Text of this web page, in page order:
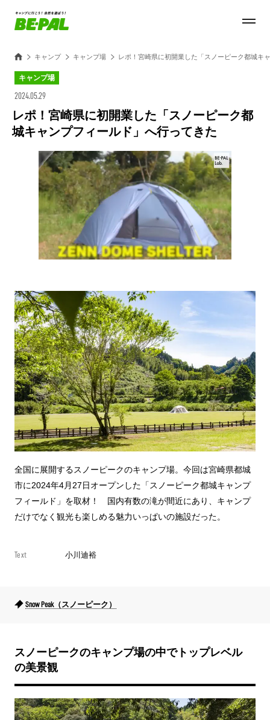
キャンプ キャンプ場 レポ！宮崎県に初開業した「スノーピーク都城キ
キャンプ場
2024.05.29
レポ！宮崎県に初開業した「スノーピーク都
城キャンプフィールド」へ行ってきた
全国に展開するスノーピークのキャンプ場。今回は宮崎県都城
市に2024年4月27日オープンした「スノーピーク都城キャンプ
フィールド」を取材！ 国内有数の滝が間近にあり、キャンプ
だけでなく観光も楽しめる魅力いっぱいの施設だった。
Text 小川迪裕
Snow Peak（スノーピーク）
スノーピークのキャンプ場の中でトップレベル
の美景観